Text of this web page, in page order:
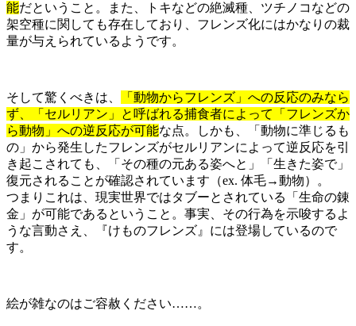
能だということ。また、トキなどの絶滅種、ツチノコなどの
架空種に関しても存在しており、フレンズ化にはかなりの裁
量が与えられているようです。
そして驚くべきは、
「動物からフレンズ」への反応のみなら
ず、「セルリアン」と呼ばれる捕食者によって「フレンズか
ら動物」への逆反応が可能な点。しかも、「動物に準じるも
の」から発生したフレンズがセルリアンによって逆反応を引
き起こされても、「その種の元ある姿へと」「生きた姿で」
復元されることが確認されています（ex. 体毛→動物）。
つまりこれは、現実世界ではタブーとされている「生命の錬
金」が可能であるということ。事実、その行為を示唆するよ
うな言動さえ、『けものフレンズ』には登場しているので
す。
絵が雑なのはご容赦ください……。